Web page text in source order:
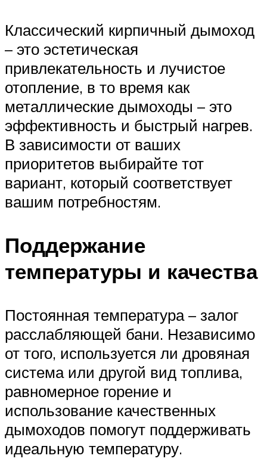
Классический кирпичный дымоход
– это эстетическая
привлекательность и лучистое
отопление, в то время как
металлические дымоходы – это
эффективность и быстрый нагрев.
В зависимости от ваших
приоритетов выбирайте тот
вариант, который соответствует
вашим потребностям.
Поддержание
температуры и качества
Постоянная температура – залог
расслабляющей бани. Независимо
от того, используется ли дровяная
система или другой вид топлива,
равномерное горение и
использование качественных
дымоходов помогут поддерживать
идеальную температуру.